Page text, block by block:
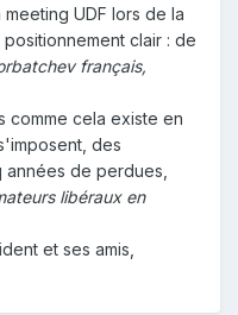
UDF lors de la
clair : de
français,
comme cela existe en
des
de perdues,
libéraux en
et ses amis,